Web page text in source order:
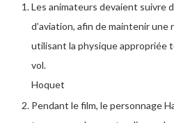
Les animateurs devaient suivre
d’aviation, afin de maintenir
utilisant la physique appropriée
vol.
Hoquet
Pendant le film, le personnage